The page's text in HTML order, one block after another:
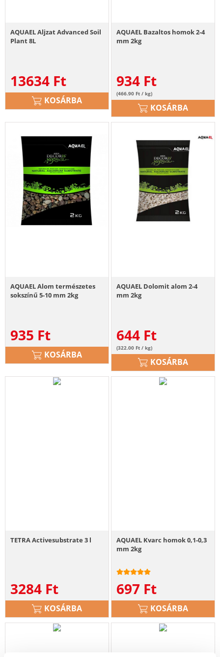
AQUAEL Aljzat Advanced Soil
Plant 8L
13634 Ft
KOSÁRBA
AQUAEL Bazaltos homok 2-4
mm 2kg
934 Ft
(466.90 Ft / kg)
KOSÁRBA
AQUAEL Alom természetes
sokszínű 5-10 mm 2kg
935 Ft
KOSÁRBA
AQUAEL Dolomit alom 2-4
mm 2kg
644 Ft
(322.00 Ft / kg)
KOSÁRBA
TETRA Activesubstrate 3 l
3284 Ft
KOSÁRBA
AQUAEL Kvarc homok 0,1-0,3
mm 2kg
697 Ft
KOSÁRBA